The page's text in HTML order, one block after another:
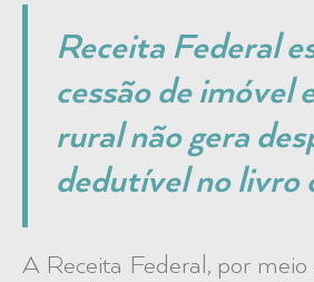
Receita Federal
cessão de imóvel
rural não gera
dedutível no livro
A Receita Federal, por